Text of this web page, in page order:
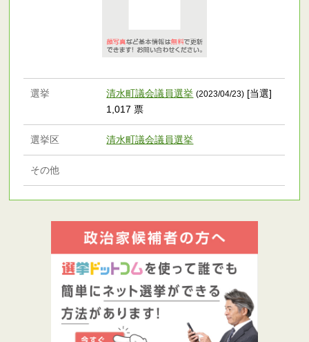
選挙 清水町議会議員選挙 (2023/04/23) [当選]
1,017 票
選挙区 清水町議会議員選挙
その他